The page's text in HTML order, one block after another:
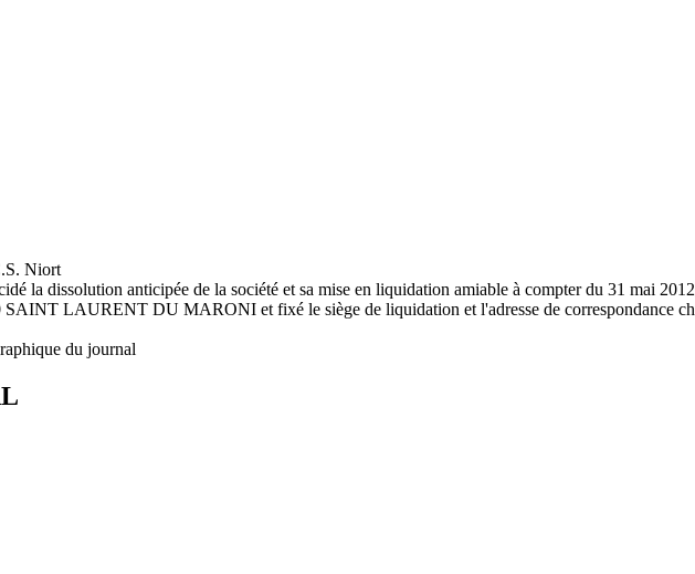
Niort
la dissolution anticipée de la société et sa mise en liquidation amiable à compter du 31 mai
LAURENT DU MARONI et fixé le siège de liquidation et l'adresse de correspondance
du journal